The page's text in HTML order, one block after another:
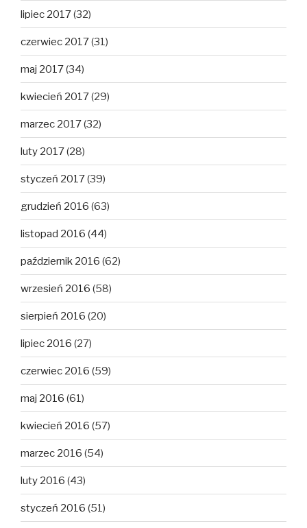
lipiec 2017(32)
czerwiec 2017(31)
maj 2017(34)
kwiecień 2017(29)
marzec 2017(32)
luty 2017(28)
styczeń 2017(39)
grudzień 2016 (63)
listopad 2016 (44)
październik 2016 (62)
wrzesień 2016 (58)
sierpień 2016 (20)
lipiec 2016 (27)
czerwiec 2016 (59)
maj 2016 (61)
kwiecień 2016 (57)
marzec 2016 (54)
luty 2016 (43)
styczeń 2016 (51)